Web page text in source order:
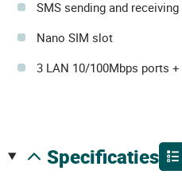
SMS sending and receiving
Nano SIM slot
3 LAN 10/100Mbps ports
specificaties